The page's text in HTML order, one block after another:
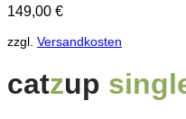
149,00 €
zzgl. Versandkosten
catzup